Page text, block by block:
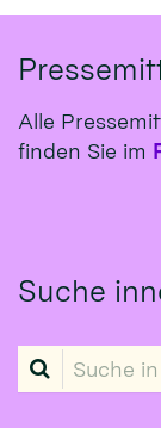
Alle
finden Sie im
Suche
Suche in Liste